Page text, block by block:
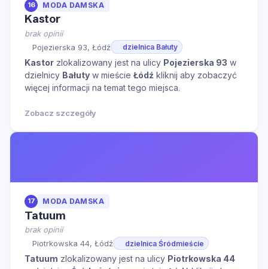
16 MODA DAMSKA
Kastor
brak opinii
Pojezierska 93, Łódź
dzielnica Bałuty
Kastor zlokalizowany jest na ulicy Pojezierska 93 w
dzielnicy Bałuty w mieście Łódź kliknij aby zobaczyć
więcej informacji na temat tego miejsca.
Zobacz szczegóły
17 MODA DAMSKA
Tatuum
brak opinii
Piotrkowska 44, Łódź
dzielnica Śródmieście
Tatuum zlokalizowany jest na ulicy Piotrkowska 44